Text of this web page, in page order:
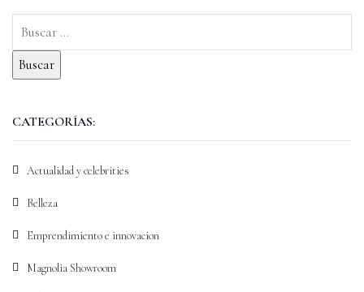
CATEGORÍAS:
Actualidad y celebrities
Belleza
Emprendimiento e innovacion
Magnolia Showroom